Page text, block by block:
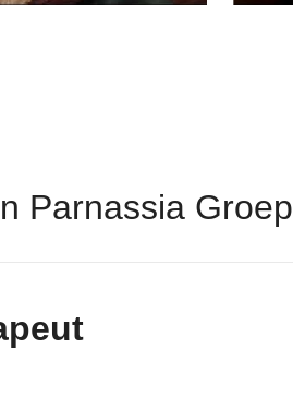
Parnassia Groep